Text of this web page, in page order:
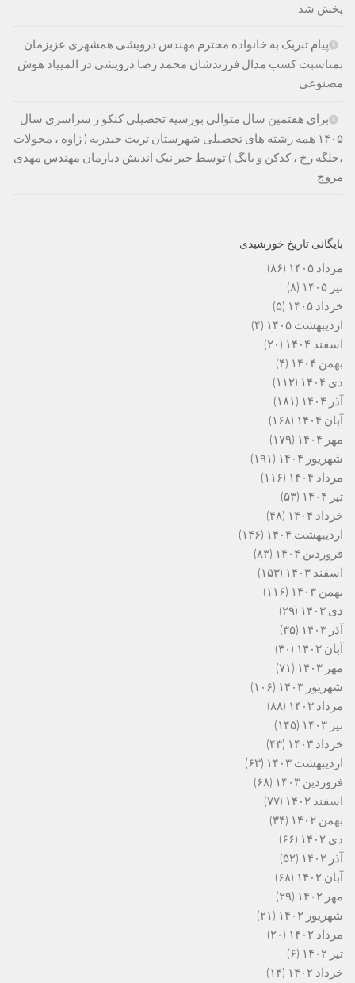
پخش شد
پیام تبریک به خانواده محترم مهندس درویشی همشهری عزیزمان
بمناسبت کسب مدال فرزندشان محمد رضا درویشی در المپیاد هوش
مصنوعی
برای هفتمین سال متوالی بورسیه تحصیلی کنکو ر سراسری سال
۱۴۰۵ همه رشته های تحصیلی شهرستان تربت حیدریه ( زاوه ، محولات
،جلگه رخ ، کدکن و بایگ ) توسط خیر نیک اندیش دیارمان مهندس مهدی
مروج
بایگانی تاریخ خورشیدی
مرداد ۱۴۰۵
(۸۶)
تیر ۱۴۰۵
(۸)
خرداد ۱۴۰۵
(۵)
اردیبهشت ۱۴۰۵
(۴)
اسفند ۱۴۰۴
(۲۰)
بهمن ۱۴۰۴
(۴)
دی ۱۴۰۴
(۱۱۲)
آذر ۱۴۰۴
(۱۸۱)
آبان ۱۴۰۴
(۱۶۸)
مهر ۱۴۰۴
(۱۷۹)
شهریور ۱۴۰۴
(۱۹۱)
مرداد ۱۴۰۴
(۱۱۶)
تیر ۱۴۰۴
(۵۳)
خرداد ۱۴۰۴
(۴۸)
اردیبهشت ۱۴۰۴
(۱۴۶)
فروردین ۱۴۰۴
(۸۳)
اسفند ۱۴۰۳
(۱۵۳)
بهمن ۱۴۰۳
(۱۱۶)
دی ۱۴۰۳
(۲۹)
آذر ۱۴۰۳
(۳۵)
آبان ۱۴۰۳
(۴۰)
مهر ۱۴۰۳
(۷۱)
شهریور ۱۴۰۳
(۱۰۶)
مرداد ۱۴۰۳
(۸۸)
تیر ۱۴۰۳
(۱۴۵)
خرداد ۱۴۰۳
(۴۳)
اردیبهشت ۱۴۰۳
(۶۳)
فروردین ۱۴۰۳
(۶۸)
اسفند ۱۴۰۲
(۷۷)
بهمن ۱۴۰۲
(۳۴)
دی ۱۴۰۲
(۶۶)
آذر ۱۴۰۲
(۵۲)
آبان ۱۴۰۲
(۶۸)
مهر ۱۴۰۲
(۲۹)
شهریور ۱۴۰۲
(۲۱)
مرداد ۱۴۰۲
(۲۰)
تیر ۱۴۰۲
(۶)
خرداد ۱۴۰۲
(۱۴)